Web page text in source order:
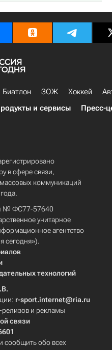
Биатлон ЗОЖ Хоккей
и сервисы Пресс-
в сфере связи,
коммуникаций
№ ФС77-57640
унитарное
агентство
сегодня»).
технологий
r-sport.internet@ria.ru
и рекламы
связи
сообщить обо всех